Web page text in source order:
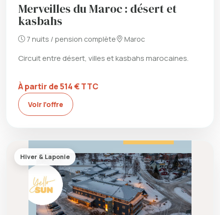
Merveilles du Maroc : désert et
kasbahs
7 nuits / pension complète Maroc
Circuit entre désert, villes et kasbahs marocaines.
À partir de 514 € TTC
Voir l’offre
Hiver & Laponie